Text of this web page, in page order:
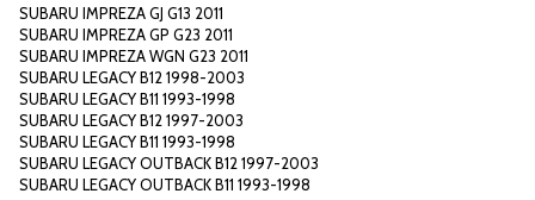
SUBARU IMPREZA GJ G13 2011
SUBARU IMPREZA GP G23 2011
SUBARU IMPREZA WGN G23 2011
SUBARU LEGACY B12 1998-2003
SUBARU LEGACY B11 1993-1998
SUBARU LEGACY B12 1997-2003
SUBARU LEGACY B11 1993-1998
SUBARU LEGACY OUTBACK B12 1997-2003
SUBARU LEGACY OUTBACK B11 1993-1998